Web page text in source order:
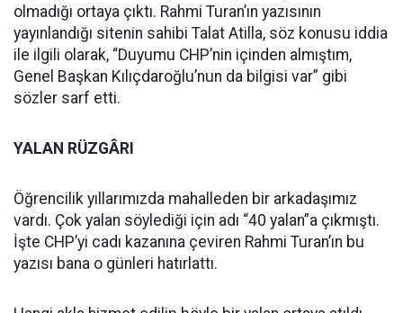
olmadığı ortaya çıktı. Rahmi Turan’ın yazısının
yayınlandığı sitenin sahibi Talat Atilla, söz konusu iddia
ile ilgili olarak, “Duyumu CHP’nin içinden almıştım,
Genel Başkan Kılıçdaroğlu’nun da bilgisi var” gibi
sözler sarf etti.
YALAN RÜZGÂRI
Öğrencilik yıllarımızda mahalleden bir arkadaşımız
vardı. Çok yalan söylediği için adı “40 yalan”a çıkmıştı.
İşte CHP’yi cadı kazanına çeviren Rahmi Turan’ın bu
yazısı bana o günleri hatırlattı.